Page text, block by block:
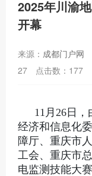
2025年川渝
开幕
来源： 成都门户网
27
点击数： 177
11月26日
经济和信息化
障厅、重庆市
工会、重庆市
电监测技能大